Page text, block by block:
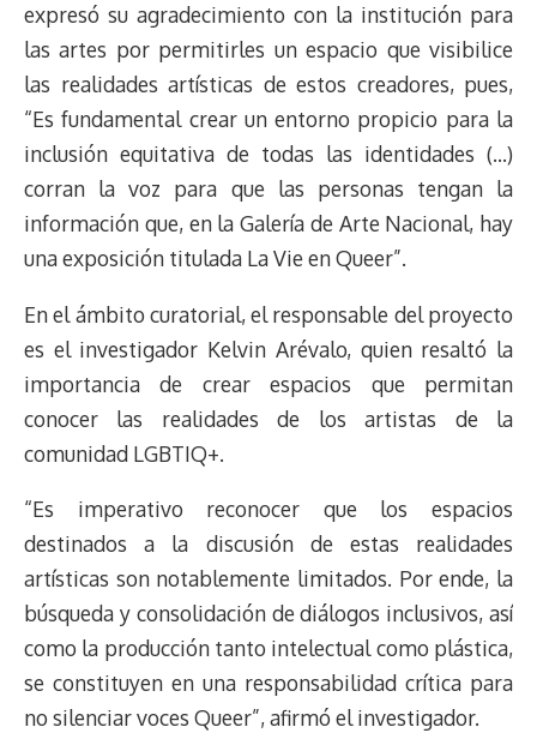
expresó su agradecimiento con la institución para
las artes por permitirles un espacio que visibilice
las realidades artísticas de estos creadores, pues,
“Es fundamental crear un entorno propicio para la
inclusión equitativa de todas las identidades (…)
corran la voz para que las personas tengan la
información que, en la Galería de Arte Nacional, hay
una exposición titulada La Vie en Queer”.
En el ámbito curatorial, el responsable del proyecto
es el investigador Kelvin Arévalo, quien resaltó la
importancia de crear espacios que permitan
conocer las realidades de los artistas de la
comunidad LGBTIQ+.
“Es imperativo reconocer que los espacios
destinados a la discusión de estas realidades
artísticas son notablemente limitados. Por ende, la
búsqueda y consolidación de diálogos inclusivos, así
como la producción tanto intelectual como plástica,
se constituyen en una responsabilidad crítica para
no silenciar voces Queer”, afirmó el investigador.